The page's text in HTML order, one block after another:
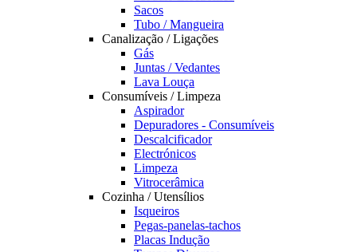
Sacos
Tubo / Mangueira
Canalização / Ligações
Gás
Juntas / Vedantes
Lava Louça
Consumíveis / Limpeza
Aspirador
Depuradores - Consumíveis
Descalcificador
Electrónicos
Limpeza
Vitrocerâmica
Cozinha / Utensílios
Isqueiros
Pegas-panelas-tachos
Placas Indução